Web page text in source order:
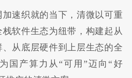
速织就的当下，清微以可重
软件生态为纽带，构建起从
从底层硬件到上层生态的全
国产算力从“可用”迈向“好